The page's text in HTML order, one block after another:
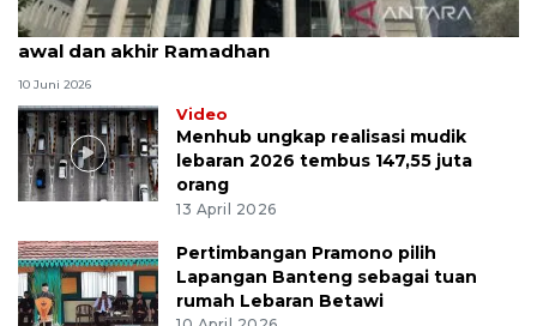
MK uji materi UU Peradilan Agama perihal isbat
awal dan akhir Ramadhan
10 Juni 2026
Video
Menhub ungkap realisasi mudik
lebaran 2026 tembus 147,55 juta
orang
13 April 2026
Pertimbangan Pramono pilih
Lapangan Banteng sebagai tuan
rumah Lebaran Betawi